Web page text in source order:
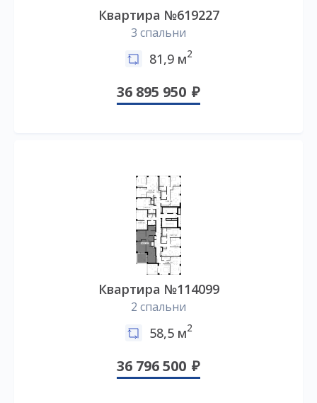
Квартира №619227
3 спальни
81,9 м2
36 895 950
Квартира №114099
2 спальни
58,5 м2
36 796 500